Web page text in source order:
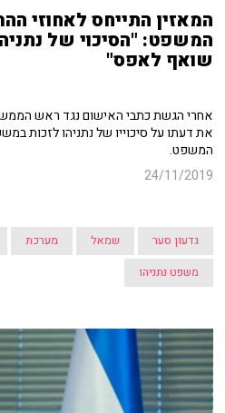
המאזין התייחס לאחוזי
המשפט: "הסיכוי של
שואף לאפס"
אחרי הגשת כתבי האישום נגד ראש
את דעתו על סיכוייו של נתניהו לזכות
המשפט.
24/11/2019
גדעון סער שמאל מערכת
משפט נתניהו